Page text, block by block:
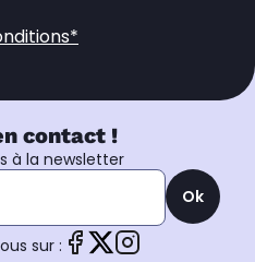
contact !
à la newsletter
Ok
sur :